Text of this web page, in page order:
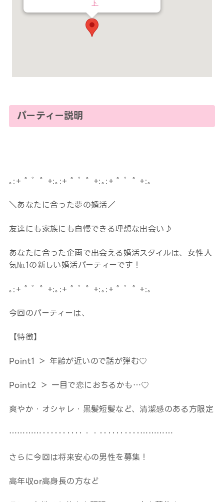
ト
パーティー説明
｡:+ ﾟ ゜ﾟ +:｡:+ ﾟ ゜ﾟ +:｡:+ ﾟ ゜ﾟ +:｡
＼あなたに合った夢の婚活／
友達にも家族にも自慢できる理想な出会い♪
あなたに合った企画で出会える婚活スタイルは、女性人
気№1の新しい婚活パーティーです！
｡:+ ﾟ ゜ﾟ +:｡:+ ﾟ ゜ﾟ +:｡:+ ﾟ ゜ﾟ +:｡
今回のパーティーは、
【特徴】
Point1 ＞ 年齢が近いので話が弾む♡
Point2 ＞ 一目で恋におちるかも…♡
爽やか・オシャレ・黒髪短髪など、清潔感のある方限定
…………‥‥‥‥‥・・‥‥‥‥‥…………
さらに今回は将来安心の男性を募集！
高年収or高身長の方など